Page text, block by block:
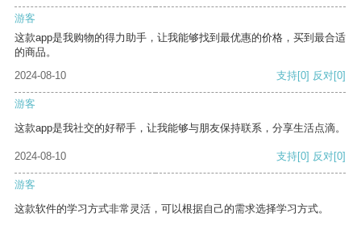
游客
这款app是我购物的得力助手，让我能够找到最优惠的价格，买到最合适
的商品。
2024-08-10
支持[0] 反对[0]
游客
这款app是我社交的好帮手，让我能够与朋友保持联系，分享生活点滴。
2024-08-10 支持[0] 反对[0]
游客
这款软件的学习方式非常灵活，可以根据自己的需求选择学习方式。